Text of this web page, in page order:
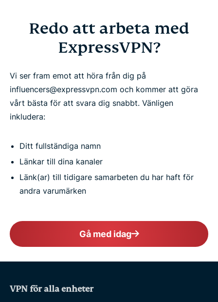
Redo att arbeta med
ExpressVPN?
Vi ser fram emot att höra från dig på
influencers@expressvpn.com och kommer att göra
vårt bästa för att svara dig snabbt. Vänligen
inkludera:
Ditt fullständiga namn
Länkar till dina kanaler
Länk(ar) till tidigare samarbeten du har haft för
andra varumärken
Gå med idag
VPN för alla enheter